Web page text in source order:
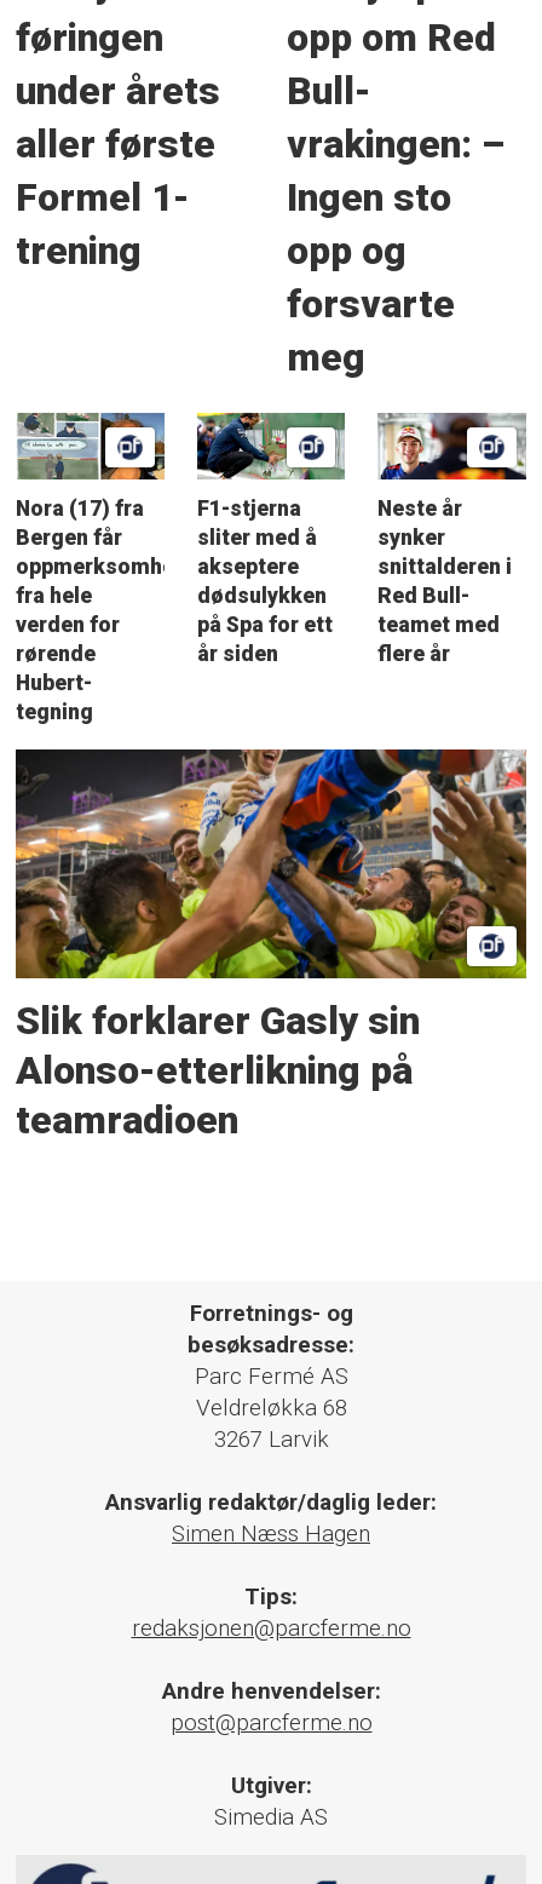
føringen
under årets
aller første
Formel 1-
trening
opp om Red
Bull-
vrakingen: –
Ingen sto
opp og
forsvarte
meg
Nora (17) fra
Bergen får
oppmerksomhet
fra hele
verden for
rørende
Hubert-
tegning
F1-stjerna
sliter med å
akseptere
dødsulykken
på Spa for ett
år siden
Neste år
synker
snittalderen i
Red Bull-
teamet med
flere år
Slik forklarer Gasly sin
Alonso-etterlikning på
teamradioen
Forretnings- og
besøksadresse:
Parc Fermé AS
Veldreløkka 68
3267 Larvik
Ansvarlig redaktør/daglig leder:
Simen Næss Hagen
Tips:
redaksjonen@parcferme.no
Andre henvendelser:
post@parcferme.no
Utgiver:
Simedia AS